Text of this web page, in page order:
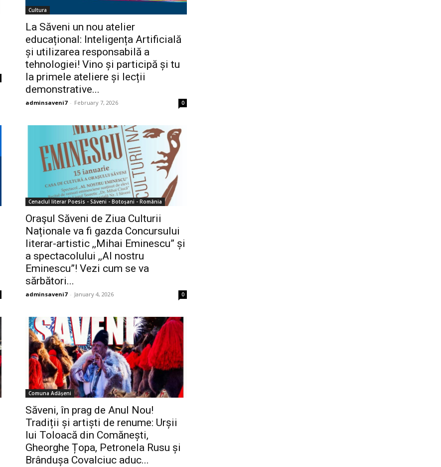
Cultura
La Săveni un nou atelier
educațional: Inteligența Artificială
și utilizarea responsabilă a
tehnologiei! Vino și participă și tu
la primele ateliere și lecții
demonstrative...
adminsaveni7 - February 7, 2026 0
Cenaclul literar Poesis - Săveni - Botoșani - România
Oraşul Săveni de Ziua Culturii
Naționale va fi gazda Concursului
literar-artistic ,,Mihai Eminescu” și
a spectacolului ,,Al nostru
Eminescu”! Vezi cum se va
sărbători...
adminsaveni7 - January 4, 2026 0
Comuna Adășeni
Săveni, în prag de Anul Nou!
Tradiții și artiști de renume: Urșii
lui Toloacă din Comănești,
Gheorghe Țopa, Petronela Rusu și
Brândușa Covalciuc aduc...